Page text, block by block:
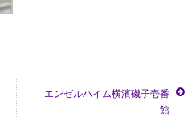
エンゼルハイム横濱磯子壱番
館